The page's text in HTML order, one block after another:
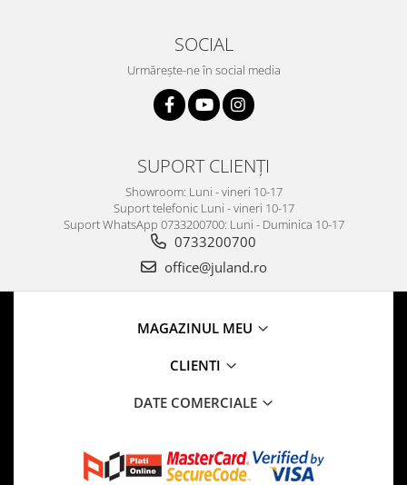
SOCIAL
Urmărește-ne în social media
SUPORT CLIENȚI
Showroom: Luni - vineri 10-17
Suport telefonic Luni - vineri 10-17
Suport WhatsApp 0733200700: Luni - Duminica 10-17
0733200700
office@juland.ro
MAGAZINUL MEU
CLIENTI
DATE COMERCIALE